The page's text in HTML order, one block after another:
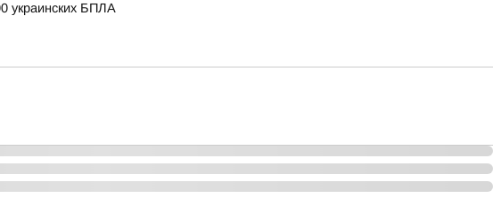
украинских БПЛА